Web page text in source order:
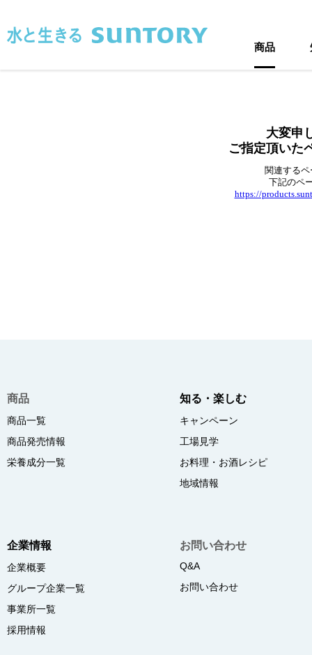
商品
大変申
ご指定頂いた
関連する
下記のペ
https://
商品
商品一覧
商品発売情報
栄養成分一覧
知る・楽しむ
キャンペーン
工場見学
お料理・お酒レシピ
地域情報
企業情報
企業概要
グループ企業一覧
事業所一覧
採用情報
お問い合わせ
Q&A
お問い合わせ